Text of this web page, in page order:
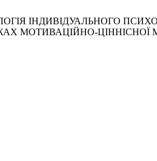
ІНДИВІДУАЛЬНОГО
МОТИВАЦІЙНО-ЦІННІСНОЇ